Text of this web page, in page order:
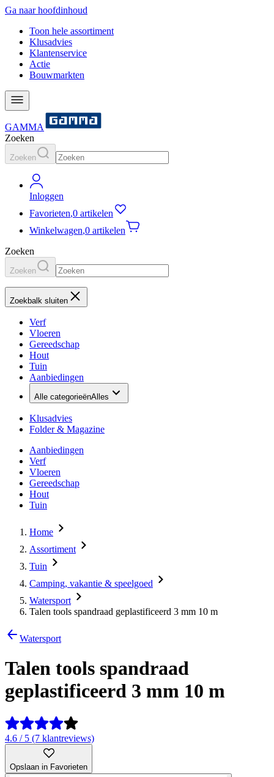
Ga naar hoofdinhoud
Toon hele assortiment
Klusadvies
Klantenservice
Actie
Bouwmarkten
GAMMA
Zoeken
Zoeken
Inloggen
Favorieten,0 artikelen
Winkelwagen,0 artikelen
Zoeken
Zoeken
Zoekbalk sluiten
Verf
Vloeren
Gereedschap
Hout
Tuin
Aanbiedingen
Alle categorieënAlles
Klusadvies
Folder & Magazine
Aanbiedingen
Verf
Vloeren
Gereedschap
Hout
Tuin
Home
Assortiment
Tuin
Camping, vakantie & speelgoed
Watersport
Talen tools spandraad geplastificeerd 3 mm 10 m
Watersport
Talen tools spandraad
geplastificeerd 3 mm 10 m
4.6 / 5 (7 klantreviews)
Opslaan in Favorieten